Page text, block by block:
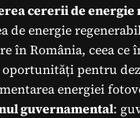
cererii de
de energie
în România, ceea ce
oportunități pentru
energiei
guvernamental: